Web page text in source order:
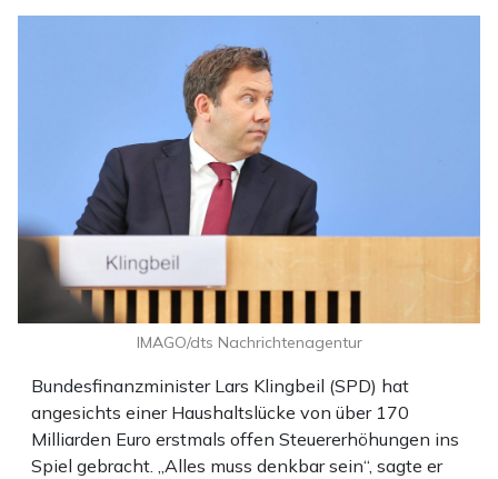
Bundesfinanzminister Lars Klingbeil (SPD) hat
angesichts einer Haushaltslücke von über 170
Milliarden Euro erstmals offen Steuererhöhungen ins
Spiel gebracht. „Alles muss denkbar sein“, sagte er
IMAGO/dts Nachrichtenagentur